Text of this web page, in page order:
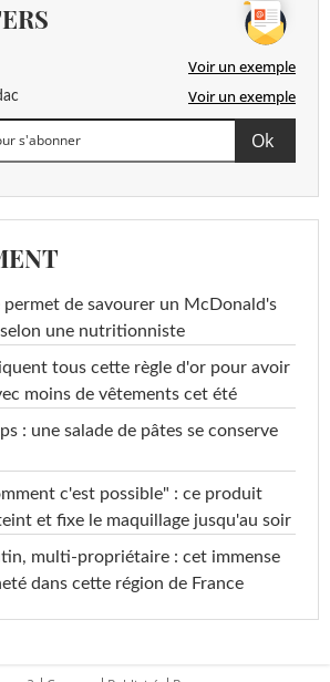
Voir un exemple
Voir un exemple
permet de savourer un McDonald's
une nutritionniste
tous cette règle d'or pour avoir
moins de vêtements cet été
: une salade de pâtes se conserve
c'est possible" : ce produit
et fixe le maquillage jusqu'au soir
multi-propriétaire : cet immense
dans cette région de France